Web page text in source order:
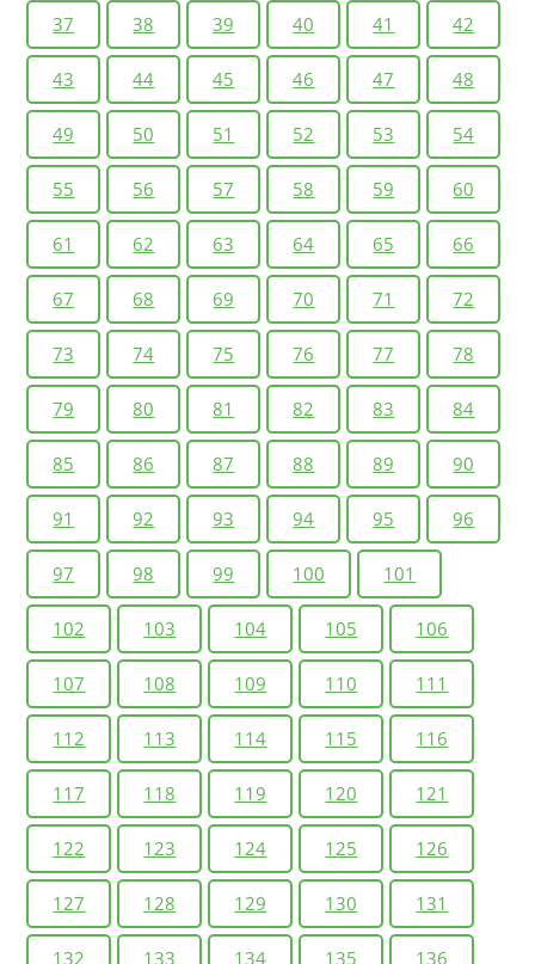
37 38 39 40 41 42
43 44 45 46 47 48
49 50 51 52 53 54
55 56 57 58 59 60
61 62 63 64 65 66
67 68 69 70 71 72
73 74 75 76 77 78
79 80 81 82 83 84
85 86 87 88 89 90
91 92 93 94 95 96
97 98 99 100 101
102 103 104 105 106
107 108 109 110 111
112 113 114 115 116
117 118 119 120 121
122 123 124 125 126
127 128 129 130 131
132 133 134 135 136